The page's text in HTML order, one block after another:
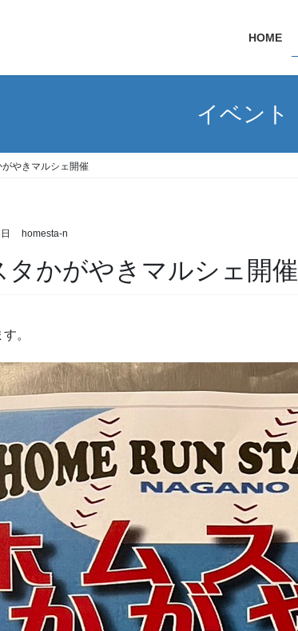
HOME
イベント
がやきマルシェ開催
homesta-n
タかがやきマルシェ開催
。